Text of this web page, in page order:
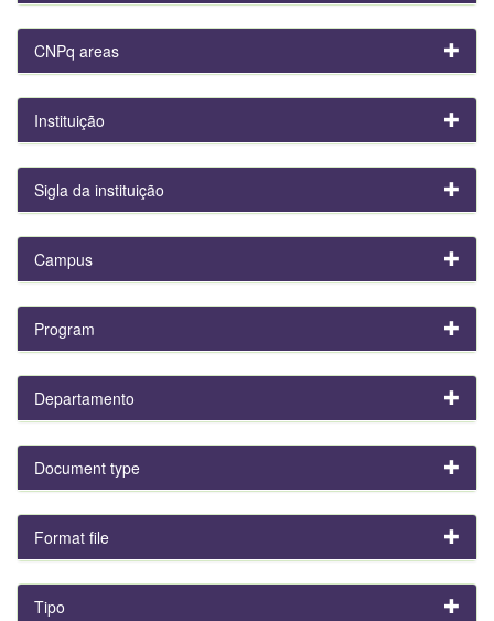
CNPq areas
Instituição
Sigla da instituição
Campus
Program
Departamento
Document type
Format file
Tipo